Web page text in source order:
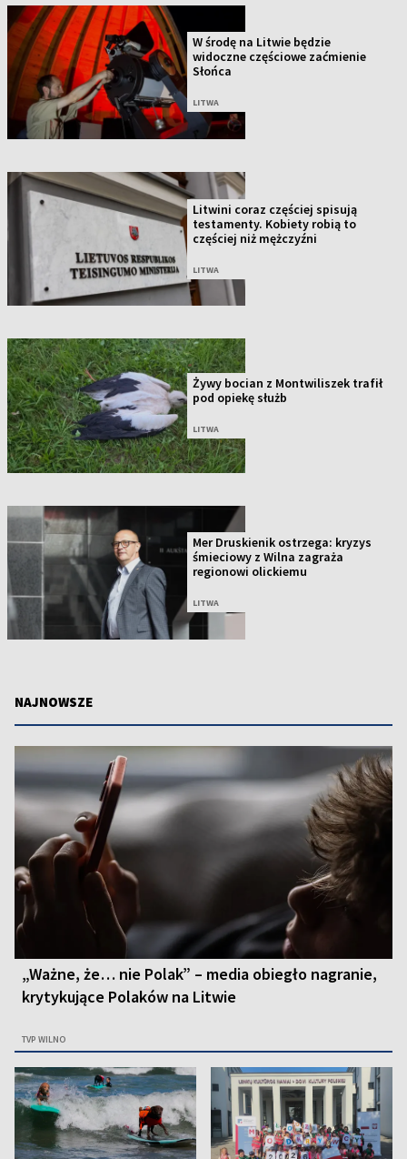
W środę na Litwie będzie
widoczne częściowe zaćmienie
Słońca
LITWA
Litwini coraz częściej spisują
testamenty. Kobiety robią to
częściej niż mężczyźni
LITWA
Żywy bocian z Montwiliszek trafił
pod opiekę służb
LITWA
Mer Druskienik ostrzega: kryzys
śmieciowy z Wilna zagraża
regionowi olickiemu
LITWA
NAJNOWSZE
„Ważne, że… nie Polak” – media obiegło nagranie,
krytykujące Polaków na Litwie
TVP WILNO